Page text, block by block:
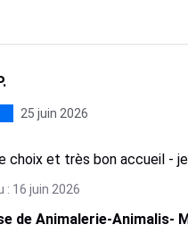
25 juin 2026
choix et très bon accueil -
: 16 juin 2026
de Animalerie-Animalis-